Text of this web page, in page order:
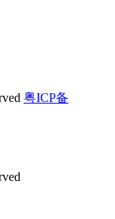
粤ICP备